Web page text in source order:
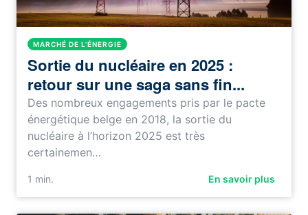
MARCHÉ DE L'ÉNERGIE
Sortie du nucléaire en 2025 :
retour sur une saga sans fin...
Des nombreux engagements pris par le pacte
énergétique belge en 2018, la sortie du
nucléaire à l’horizon 2025 est très
certainemen…
1 min. En savoir plus